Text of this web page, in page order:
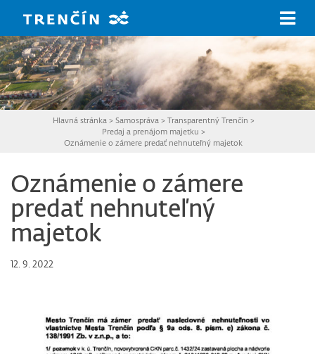
Hlavná stránka > Samospráva > Transparentný Trenčín >
Predaj a prenájom majetku >
Oznámenie o zámere predať nehnuteľný majetok
Oznámenie o zámere
predať nehnuteľný
majetok
12. 9. 2022